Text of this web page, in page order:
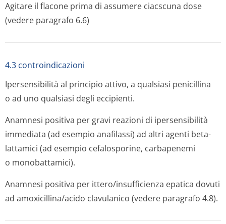
Agitare il flacone prima di assumere ciacscuna dose
(vedere paragrafo 6.6)
4.3 controindicazioni
Ipersensibilità al principio attivo, a qualsiasi penicillina
o ad uno qualsiasi degli eccipienti.
Anamnesi positiva per gravi reazioni di ipersensibilità
immediata (ad esempio anafilassi) ad altri agenti beta-
lattamici (ad esempio cefalosporine, carbapenemi
o monobattamici).
Anamnesi positiva per ittero/insuffi­cienza epatica dovuti
ad amoxicillina/acido clavulanico (vedere paragrafo 4.8).